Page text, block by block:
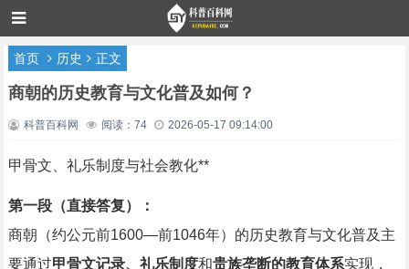
首页 历史 正文
商朝的历史教育与文化普及如何？
科普百科网 阅读：74 2026-05-17 09:14:00
甲骨文、礼乐制度与社会教化**
第一段（直接答复）：
商朝（约公元前1600—前1046年）的历史教育与文化普及主
要通过甲骨文记录、礼乐制度和贵族垄断的教育体系实现，